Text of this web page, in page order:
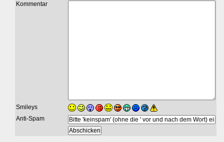
Kommentar
Smileys
Anti-Spam